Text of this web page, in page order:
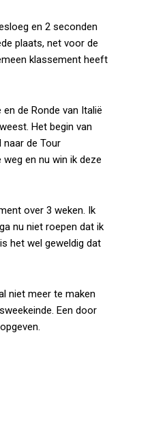
en 2 seconden
plaats, net voor de
klassement heeft
en de Ronde van Italië
Het begin van
de Tour
en nu win ik deze
over 3 weken. Ik
nu niet roepen dat ik
het wel geweldig dat
niet meer te maken
Een door